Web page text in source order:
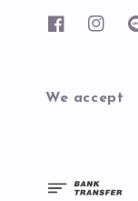
We accept